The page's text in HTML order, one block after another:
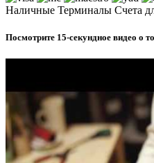
Наличные Терминалы Счета
Посмотрите 15-секундное видео о